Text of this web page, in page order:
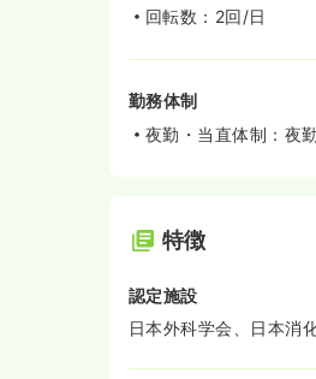
回転数：2回/日
勤務体制
夜勤・当直体制：夜
特徴
認定施設
日本外科学会、日本消